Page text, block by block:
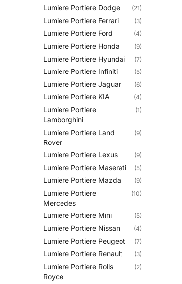
Lumiere Portiere Dodge (21)
Lumiere Portiere Ferrari (3)
Lumiere Portiere Ford (4)
Lumiere Portiere Honda (9)
Lumiere Portiere Hyundai (7)
Lumiere Portiere Infiniti (5)
Lumiere Portiere Jaguar (6)
Lumiere Portiere KIA (4)
Lumiere Portiere
Lamborghini
(1)
Lumiere Portiere Land
Rover
(9)
Lumiere Portiere Lexus (9)
Lumiere Portiere Maserati (5)
Lumiere Portiere Mazda (9)
Lumiere Portiere
Mercedes
(10)
Lumiere Portiere Mini (5)
Lumiere Portiere Nissan (4)
Lumiere Portiere Peugeot (7)
Lumiere Portiere Renault (3)
Lumiere Portiere Rolls
Royce
(2)